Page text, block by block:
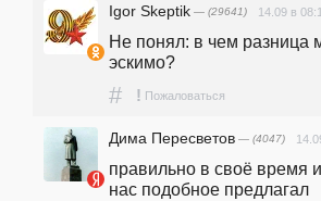
Igor Skeptik — (29641) 14.09 в
Не понял: в чем
эскимо?
# ! Пожаловаться
Дима Пересветов — (4047)
правильно в своё время
нас подобное предлагал